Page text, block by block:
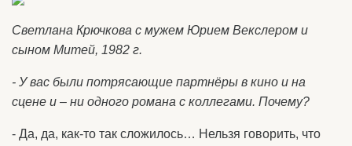
Светлана Крючкова с мужем Юрием Векслером и
сыном Митей, 1982 г.
- У вас были потрясающие партнёры в кино и на
сцене и – ни одного романа с коллегами. Почему?
- Да, да, как-то так сложилось… Нельзя говорить, что